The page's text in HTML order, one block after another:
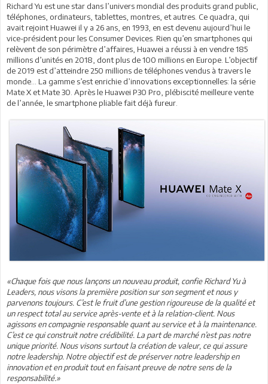
Richard Yu est une star dans l’univers mondial des produits grand public,
téléphones, ordinateurs, tablettes, montres, et autres. Ce quadra, qui
avait rejoint Huawei il y a 26 ans, en 1993, en est devenu aujourd’hui le
vice-président pour les Consumer Devices. Rien qu’en smartphones qui
relèvent de son périmètre d’affaires, Huawei a réussi à en vendre 185
millions d’unités en 2018, dont plus de 100 millions en Europe. L’objectif
de 2019 est d’atteindre 250 millions de téléphones vendus à travers le
monde... La gamme s’est enrichie d’innovations exceptionnelles: la série
Mate X et Mate 30. Après le Huawei P30 Pro, plébiscité meilleure vente
de l’année, le smartphone pliable fait déjà fureur.
«Chaque fois que nous lançons un nouveau produit, confie Richard Yu à
Leaders, nous visons la première position sur son segment et nous y
parvenons toujours. C’est le fruit d’une gestion rigoureuse de la qualité et
un respect total au service après-vente et à la relation-client. Nous
agissons en compagnie responsable quant au service et à la maintenance.
C’est ce qui construit notre crédibilité. La part de marché n’est pas notre
unique priorité. Nous visons surtout la création de valeur, ce qui assure
notre leadership. Notre objectif est de préserver notre leadership en
innovation et en produit tout en faisant preuve de notre sens de la
responsabilité.»